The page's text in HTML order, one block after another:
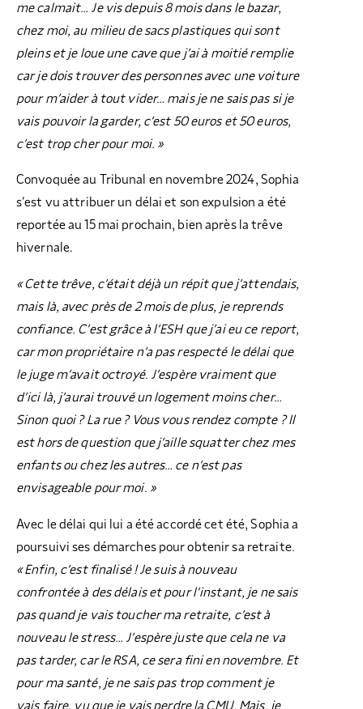
me calmait… Je vis depuis 8 mois dans le bazar,
chez moi, au milieu de sacs plastiques qui sont
pleins et je loue une cave que j’ai à moitié remplie
car je dois trouver des personnes avec une voiture
pour m’aider à tout vider… mais je ne sais pas si je
vais pouvoir la garder, c’est 50 euros et 50 euros,
c’est trop cher pour moi. »
Convoquée au Tribunal en novembre 2024, Sophia
s’est vu attribuer un délai et son expulsion a été
reportée au 15 mai prochain, bien après la trêve
hivernale.
« Cette trêve, c’était déjà un répit que j’attendais,
mais là, avec près de 2 mois de plus, je reprends
confiance. C’est grâce à l’ESH que j’ai eu ce report,
car mon propriétaire n’a pas respecté le délai que
le juge m’avait octroyé. J’espère vraiment que
d’ici là, j’aurai trouvé un logement moins cher…
Sinon quoi ? La rue ? Vous vous rendez compte ? Il
est hors de question que j’aille squatter chez mes
enfants ou chez les autres… ce n’est pas
envisageable pour moi. »
Avec le délai qui lui a été accordé cet été, Sophia a
poursuivi ses démarches pour obtenir sa retraite.
« Enfin, c’est finalisé ! Je suis à nouveau
confrontée à des délais et pour l’instant, je ne sais
pas quand je vais toucher ma retraite, c’est à
nouveau le stress… J’espère juste que cela ne va
pas tarder, car le RSA, ce sera fini en novembre. Et
pour ma santé, je ne sais pas trop comment je
vais faire, vu que je vais perdre la CMU. Mais, je